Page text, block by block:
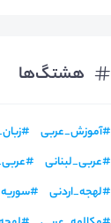
هشتگ‌ها
#آموزش_عربی #
#عربی_لبنانی #
#لهجه_اردنی #سوریه